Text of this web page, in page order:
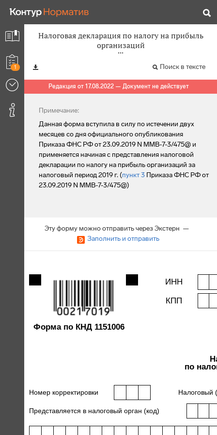
1
Налоговая декларация по налогу на прибыль
организаций
Поиск в тексте
Редакция от 17.08.2022 — Документ не действует
Примечание:
Данная форма вступила в силу по истечении двух
месяцев со дня официального опубликования
Приказа ФНС РФ от 23.09.2019 N ММВ-7-3/475@ и
применяется начиная с представления налоговой
декларации по налогу на прибыль организаций за
налоговый период 2019 г. (пункт 3 Приказа ФНС РФ от
23.09.2019 N ММВ-7-3/475@)
Эту форму можно отправить через Экстерн —
Заполнить и отправить
ИНН
КПП
Форма по КНД 1151006
по
Номер корректировки Налоговый
Представляется в налоговый орган (код)